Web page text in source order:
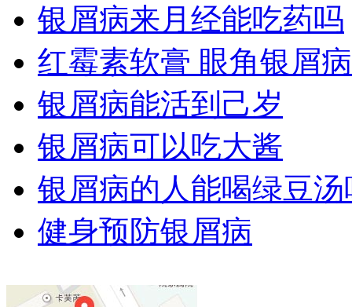
银屑病来月经能吃药吗
红霉素软膏 眼角银屑病
银屑病能活到己岁
银屑病可以吃大酱
银屑病的人能喝绿豆汤
健身预防银屑病